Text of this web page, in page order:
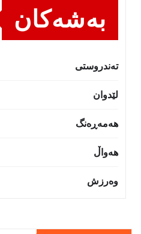
بەشەکان
تەندروستى
لێدوان
هەمەڕەنگ
هەواڵ
وەرزش